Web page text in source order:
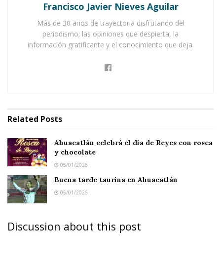
Francisco Javier Nieves Aguilar
Más de 30 años de trayectoria disfrutando del
periodismo; las opiniones que despierta, la
información gratificante y el conocimiento que deja.
Related Posts
Ahuacatlán celebrá el día de Reyes con rosca
y chocolate
05/01/2026
Buena tarde taurina en Ahuacatlán
05/01/2026
Discussion about this post